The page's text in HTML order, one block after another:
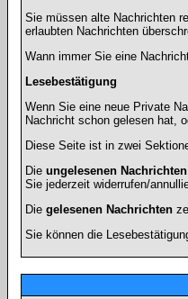
Sie müssen alte Nachrichten
erlaubten Nachrichten
Wann immer Sie eine
Lesebestätigung
Wenn Sie eine neue Private
Nachricht schon gelesen hat,
Diese Seite ist in zwei
Die ungelesenen Nachrichten
Sie jederzeit widerrufen/
Die gelesenen Nachrichten
Sie können die